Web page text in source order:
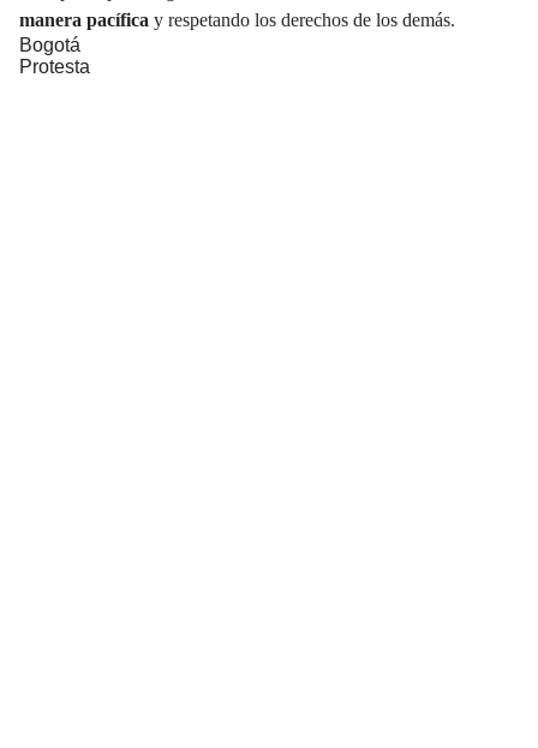
manera pacífica y respetando los derechos de los demás.
Bogotá
Protesta